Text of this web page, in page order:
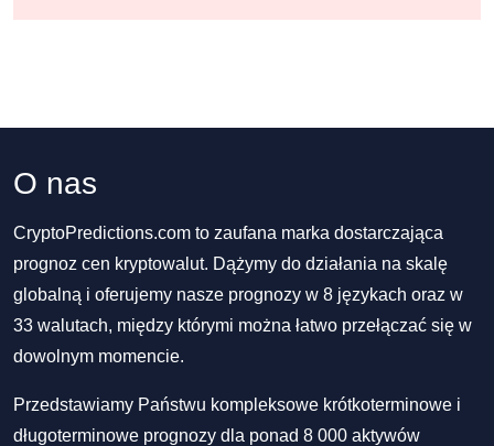
O nas
CryptoPredictions.com to zaufana marka dostarczająca
prognoz cen kryptowalut. Dążymy do działania na skalę
globalną i oferujemy nasze prognozy w 8 językach oraz w
33 walutach, między którymi można łatwo przełączać się w
dowolnym momencie.
Przedstawiamy Państwu kompleksowe krótkoterminowe i
długoterminowe prognozy dla ponad 8 000 aktywów